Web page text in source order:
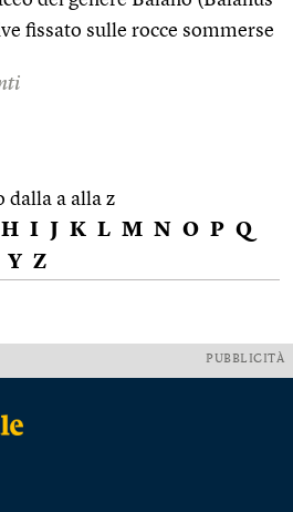
fissato sulle rocce sommerse
dalla a alla z
H I J K L M N O P Q
Y Z
PUBBLICITÀ